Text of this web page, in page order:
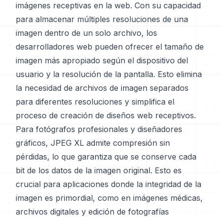
imágenes receptivas en la web. Con su capacidad
para almacenar múltiples resoluciones de una
imagen dentro de un solo archivo, los
desarrolladores web pueden ofrecer el tamaño de
imagen más apropiado según el dispositivo del
usuario y la resolución de la pantalla. Esto elimina
la necesidad de archivos de imagen separados
para diferentes resoluciones y simplifica el
proceso de creación de diseños web receptivos.
Para fotógrafos profesionales y diseñadores
gráficos, JPEG XL admite compresión sin
pérdidas, lo que garantiza que se conserve cada
bit de los datos de la imagen original. Esto es
crucial para aplicaciones donde la integridad de la
imagen es primordial, como en imágenes médicas,
archivos digitales y edición de fotografías